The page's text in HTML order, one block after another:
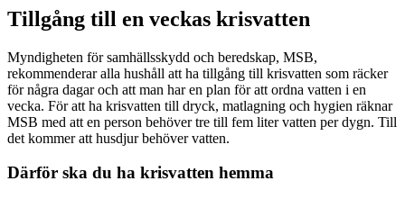
Tillgång till en veckas krisvatten
Myndigheten för samhällsskydd och beredskap, MSB,
rekommenderar alla hushåll att ha tillgång till krisvatten som räcker
för några dagar och att man har en plan för att ordna vatten i en
vecka. För att ha krisvatten till dryck, matlagning och hygien räknar
MSB med att en person behöver tre till fem liter vatten per dygn. Till
det kommer att husdjur behöver vatten.
Därför ska du ha krisvatten hemma